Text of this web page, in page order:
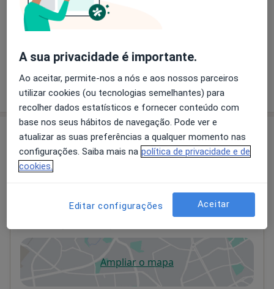
Ecocardiografia
Como mostramos os preços?
Consultórios (4)
Morada 1
Clínica Cuf Torres Vedras
Ampliar o mapaabre num novo separador
A sua privacidade é importante.
Ao aceitar, permite-nos a nós e aos nossos parceiros
utilizar cookies (ou tecnologias semelhantes) para
recolher dados estatísticos e fornecer conteúdo com
base nos seus hábitos de navegação. Pode ver e
atualizar as suas preferências a qualquer momento nas
configurações. Saiba mais na política de privacidade e de
cookies.
Editar configurações Aceitar